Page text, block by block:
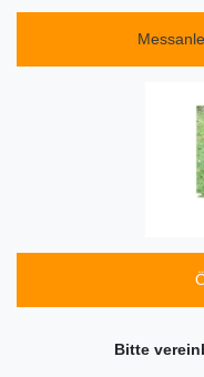
Bitte